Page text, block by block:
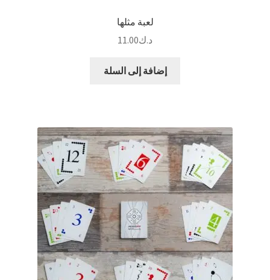
لعبة مثلها
د.ك11.00
إضافة إلى السلة